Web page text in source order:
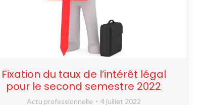
Fixation du taux de l’intérêt légal
pour le second semestre 2022
Actu professionnelle 4 juillet 2022